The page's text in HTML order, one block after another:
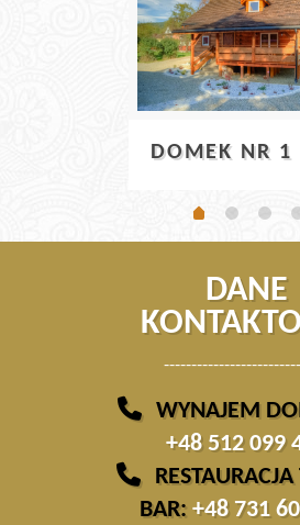
DOMEK NR 1
DANE
WYNAJEM
+48 512 099
BAR: +48 731